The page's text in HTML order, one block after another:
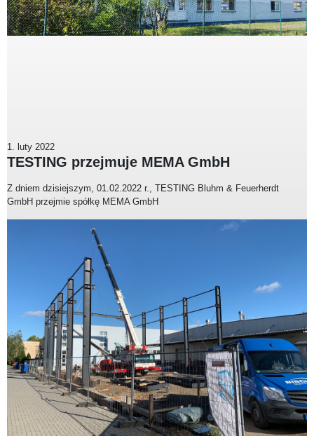
1. luty 2022
TESTING przejmuje MEMA GmbH
Z dniem dzisiejszym, 01.02.2022 r., TESTING Bluhm & Feuerherdt
GmbH przejmie spółkę MEMA GmbH